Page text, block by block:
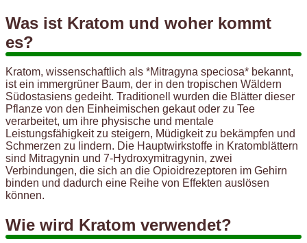
Was ist Kratom und woher kommt
es?
Kratom, wissenschaftlich als *Mitragyna speciosa* bekannt,
ist ein immergrüner Baum, der in den tropischen Wäldern
Südostasiens gedeiht. Traditionell wurden die Blätter dieser
Pflanze von den Einheimischen gekaut oder zu Tee
verarbeitet, um ihre physische und mentale
Leistungsfähigkeit zu steigern, Müdigkeit zu bekämpfen und
Schmerzen zu lindern. Die Hauptwirkstoffe in Kratomblättern
sind Mitragynin und 7-Hydroxymitragynin, zwei
Verbindungen, die sich an die Opioidrezeptoren im Gehirn
binden und dadurch eine Reihe von Effekten auslösen
können.
Wie wird Kratom verwendet?